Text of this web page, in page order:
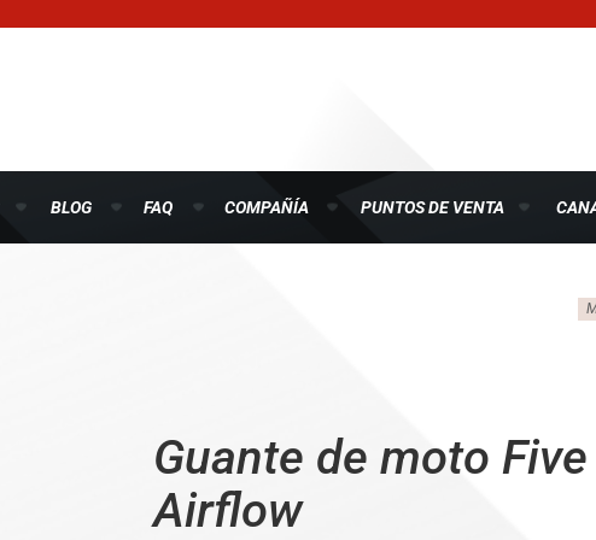
BLOG FAQ COMPAÑÍA PUNTOS DE VENTA
Guante de moto Five
Airflow